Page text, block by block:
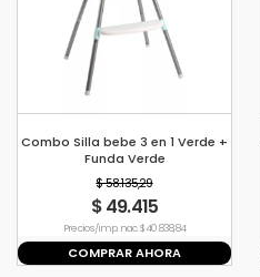
Combo Silla bebe 3 en 1 Verde +
Funda Verde
$ 58.135,29
$ 49.415
Precio s/imp. nac. $ 40.838,84
COMPRAR AHORA